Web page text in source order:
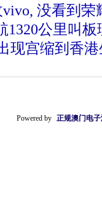
没看到荣
1320公里叫
现宫缩到香
Powered by 正规澳门电